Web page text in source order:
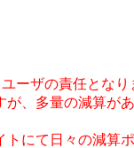
ザの責任とな
、多量の減算が
にて日々の減算